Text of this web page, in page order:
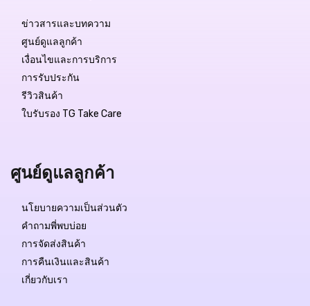
฿49,990.-
สถานะสินค้า:
ข่าวสารและบทความ
ศูนย์ดูแลลูกค้า
เงื่อนไขและการบริการ
การรับประกัน
รีวิวสินค้า
ใบรับรอง TG Take Care
ศูนย์ดูแลลูกค้า
นโยบายความเป็นส่วนตัว
คำถามพี่พบบ่อย
การจัดส่งสินค้า
การคืนเงินและสินค้า
เกี่ยวกับเรา